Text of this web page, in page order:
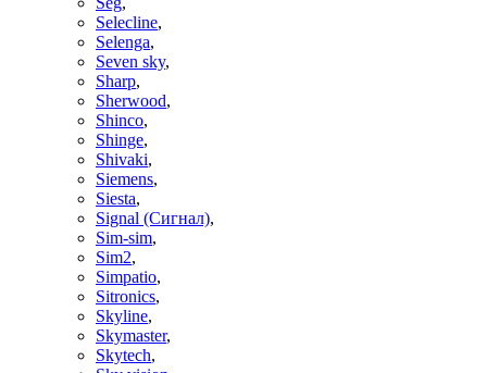
Selecline,
Selenga,
Seven sky,
Sharp,
Sherwood,
Shinco,
Shinge,
Shivaki,
Siemens,
Siesta,
Signal (Сигнал),
Sim-sim,
Sim2,
Simpatio,
Sitronics,
Skyline,
Skymaster,
Skytech,